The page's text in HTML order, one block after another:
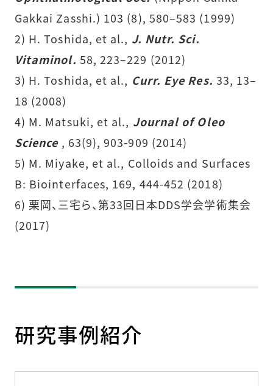
Gakkai Zasshi.) 103 (8), 580–583 (1999)
2) H. Toshida, et al., J. Nutr. Sci.
Vitaminol. 58, 223–229 (2012)
3) H. Toshida, et al., Curr. Eye Res. 33, 13–
18 (2008)
4) M. Matsuki, et al., Journal of Oleo
Science , 63(9), 903-909 (2014)
5) M. Miyake, et al., Colloids and Surfaces
B: Biointerfaces, 169, 444-452 (2018)
6) 栗岡、三宅ら、第33回日本DDS学会学術集会
(2017)
研究事例紹介